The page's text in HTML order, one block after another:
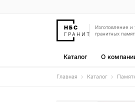
Изготовление и
гранитных
Каталог О
Главная Каталог